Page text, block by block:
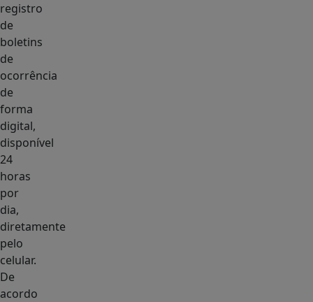
registro
de
boletins
de
ocorrência
de
forma
digital,
disponível
24
horas
por
dia,
diretamente
pelo
celular.
De
acordo